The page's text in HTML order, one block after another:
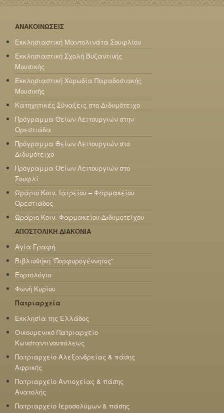
ΑΝΑΚΟΙΝΩΣΕΙΣ
Εκκλησιαστική Μαντολινάτα Σουφλίου
Εκκλησιαστική Σχολή Βυζαντινής
Μουσικής
Εκκλησιαστική Χορωδία Παραδοσιακής
Μουσικής
Κατηχητικές Σύναξεις στο Διδυμότειχο
Πρόγραμμα Θείων Λειτουργιών στην
Ορεστιάδα
Πρόγραμμα Θείων Λειτουργιών στο
Διδυμότειχο
Πρόγραμμα Θείων Λειτουργιών στο
Σουφλί
Ωράριο Κοιν. Ιατρείου – Φαρμακείου
Ορεστιάδος
Ωράριο Κοιν. Φαρμακείου Διδυμοτείχου
ΑΠΟΣΤΟΛΙΚΗ ΔΙΑΚΟΝΙΑ
Αγία Γραφή
Βιβλιοθήκη “Πορφυρογέννητος”
Εορτολόγιο
Φωνή Κυρίου
Πατριαρχεία
Εκκλησία της Ελλάδος
Οικουμενικό Πατριαρχείο
Κωνσταντινουπόλεως
Πατριαρχείο Αλεξανδρείας & πάσης
Αφρικής
Πατριαρχείο Αντιοχείας & πάσης
Ανατολής
Πατριαρχείο Ιεροσολύμων & πάσης